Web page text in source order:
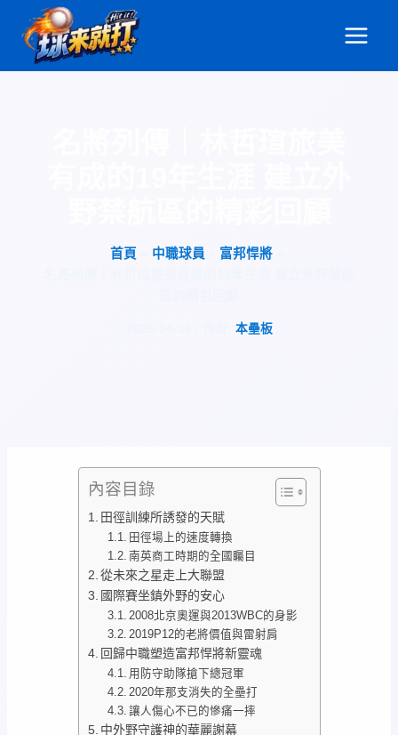
首頁 中職球員
富邦悍將
本壘板
內容目錄
田徑訓練所誘發的天賦
田徑場上的速度轉換
南英商工時期的全國矚目
從未來之星走上大聯盟
國際賽坐鎮外野的安心
2008北京奧運與2013WBC的身影
2019P12的老將價值與雷射肩
回歸中職塑造富邦悍將新靈魂
用防守助隊搶下總冠軍
2020年那支消失的全壘打
讓人傷心不已的慘痛一摔
中外野守護神的華麗謝幕